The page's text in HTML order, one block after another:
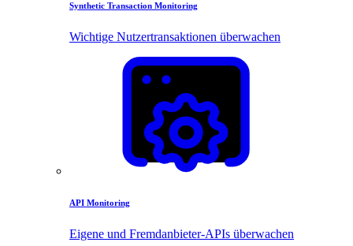
Synthetic Transaction Monitoring
Wichtige Nutzertransaktionen überwachen
API Monitoring
Eigene und Fremdanbieter-APIs überwachen